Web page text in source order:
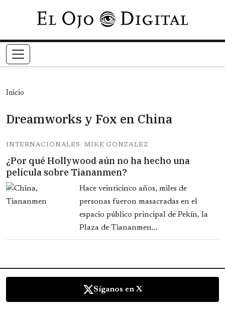
Pasar al contenido principal
Inicio
Dreamworks y Fox en China
INTERNACIONALES: MIKE GONZALEZ
¿Por qué Hollywood aún no ha hecho una
película sobre Tiananmen?
Hace veinticinco años, miles de
personas fueron masacradas en el
espacio público principal de Pekín, la
Plaza de Tiananmen...
Síganos en X